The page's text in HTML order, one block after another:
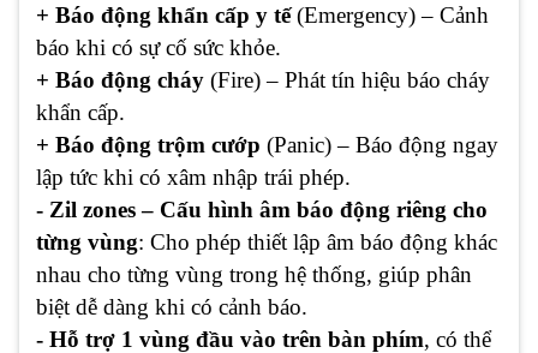
+ Báo động khẩn cấp y tế(Emergency) – Cảnh
báo khi có sự cố sức khỏe.
+ Báo động cháy (Fire) – Phát tín hiệu báo cháy
khẩn cấp.
+ Báo động trộm cướp (Panic) – Báo động ngay
lập tức khi có xâm nhập trái phép.
- Zil zones – Cấu hình âm báo động riêng cho
từng vùng: Cho phép thiết lập âm báo động khác
nhau cho từng vùng trong hệ thống, giúp phân
biệt dễ dàng khi có cảnh báo.
- Hỗ trợ 1 vùng đầu vào trên bàn phím, có thể